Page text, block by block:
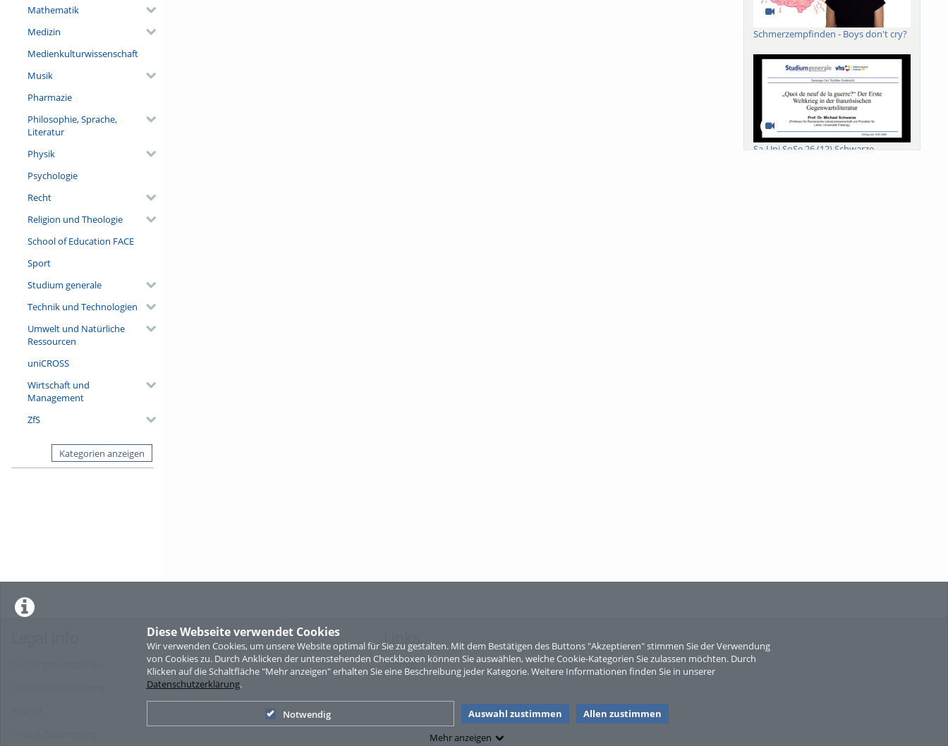
Diese Webseite verwendet Cookies
Wir verwenden Cookies, um unsere Website optimal für Sie zu gestalten. Mit dem Bestätigen des Buttons "Akzeptieren" stimmen Sie der Verwendung
von Cookies zu. Durch Anklicken der untenstehenden Checkboxen können Sie auswählen, welche Cookie-Kategorien Sie zulassen möchten. Durch
Klicken auf die Schaltfläche "Mehr anzeigen" erhalten Sie eine Beschreibung jeder Kategorie. Weitere Informationen finden Sie in unserer
Datenschutzerklärung.
Notwendig Auswahl zustimmen
Allen zustimmen
Mehr anzeigen
Mathematik
Medizin
Medienkulturwissenschaft
Musik
Pharmazie
Philosophie, Sprache,
Literatur
Physik
Psychologie
Recht
Religion und Theologie
School of Education FACE
Sport
Studium generale
Technik und Technologien
Umwelt und Natürliche
Ressourcen
uniCROSS
Wirtschaft und
Management
ZfS
Kategorien anzeigen
Schmerzempfinden - Boys don't cry?
Sa-Uni SoSe 26 (12) Schwarze
Sperber
Links
Sitemap